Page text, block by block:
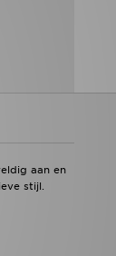
aan en
stijl.